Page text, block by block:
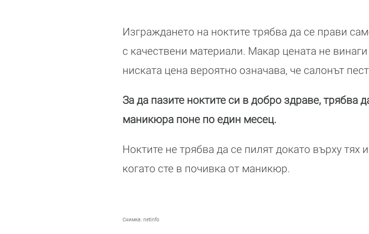
Изграждането на ноктите трябва да се прави
с качествени материали. Макар цената не
ниската цена вероятно означава, че салонът
За да пазите ноктите си в добро здраве, трябва
маникюра поне по един месец.
Ноктите не трябва да се пилят докато върху
когато сте в почивка от маникюр.
Снимка: netinfo